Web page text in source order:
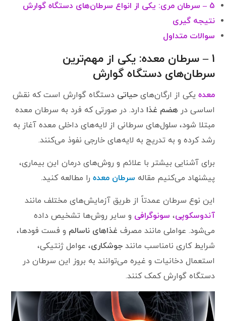
5 – سرطان مری: یکی از انواع سرطان‌های دستگاه گوارش
نتیجه گیری
سوالات متداول
1 – سرطان معده: یکی از مهم‌ترین
سرطان‌های دستگاه گوارش
معده یکی از ارگان‌هایحیاتی دستگاه گوارش است که نقش
اساسی در هضم غذا دارد. در صورتی که فرد به سرطان معده
مبتلا شود، سلول‌های سرطانی از لایه‌های داخلی معده آغاز به
رشد کرده و به تدریج به لایه‌های خارجی نفوذ می‌کنند.
برای آشنایی بیشتر با علائم و روش‌های درمان این بیماری،
پیشنهاد می‌کنیم مقاله سرطان معده را مطالعه کنید.
این نوع سرطان عمدتاً از طریق آزمایش‌های مختلف مانند
آندوسکوپی، سونوگرافی و سایر روش‌ها تشخیص داده
می‌شود. عواملی مانند مصرف غذاهای ناسالم و فست فودها،
شرایط کاری نامناسب مانندجوشکاری، عوامل ژنتیکی،
استعمال دخانیات و غیره می‌توانند به بروز این سرطان در
دستگاه گوارش کمک کنند.